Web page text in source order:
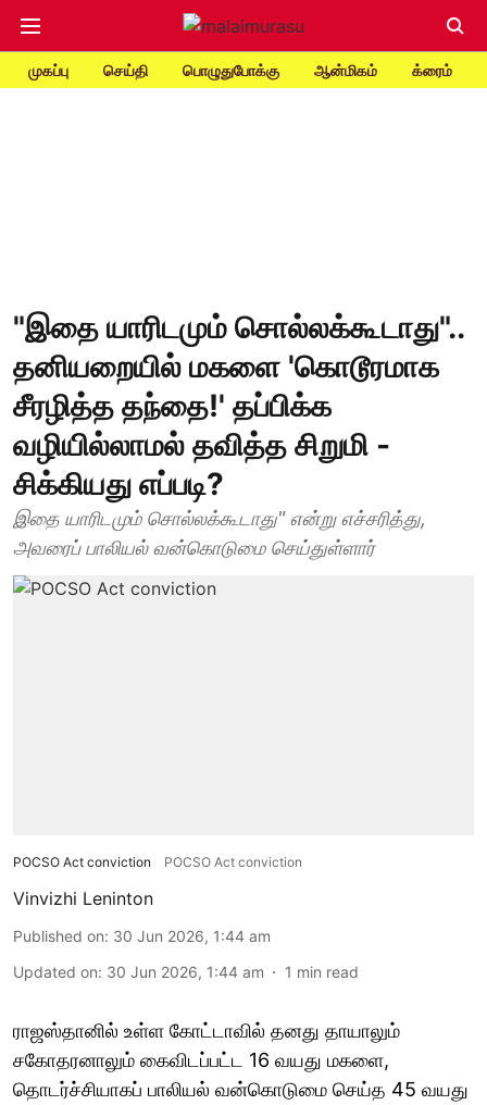
முகப்பு செய்தி பொழுதுபோக்கு ஆன்மிகம் க்ரைம்
"இதை யாரிடமும் சொல்லக்கூடாது"..
தனியறையில் மகளை 'கொடூரமாக
சீரழித்த தந்தை!' தப்பிக்க
வழியில்லாமல் தவித்த சிறுமி -
சிக்கியது எப்படி?
இதை யாரிடமும் சொல்லக்கூடாது" என்று எச்சரித்து,
அவரைப் பாலியல் வன்கொடுமை செய்துள்ளார்
POCSO Act conviction POCSO Act conviction
Vinvizhi Leninton
Published on: 30 Jun 2026, 1:44 am
Updated on: 30 Jun 2026, 1:44 am 1 min read
ராஜஸ்தானில் உள்ள கோட்டாவில் தனது தாயாலும்
சகோதரனாலும் கைவிடப்பட்ட 16 வயது மகளை,
தொடர்ச்சியாகப் பாலியல் வன்கொடுமை செய்த 45 வயது